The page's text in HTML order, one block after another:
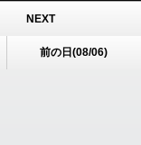
NEXT
前の日(08/06)